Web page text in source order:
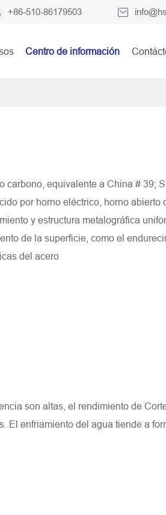
+86-510-86179503 
Centro de información
carbono, equivalente a China # 39;
por horno eléctrico, horno abierto
y estructura metalográfica
de la superficie, como el
del acero
son altas, el rendimiento de
El enfriamiento del agua tiende a